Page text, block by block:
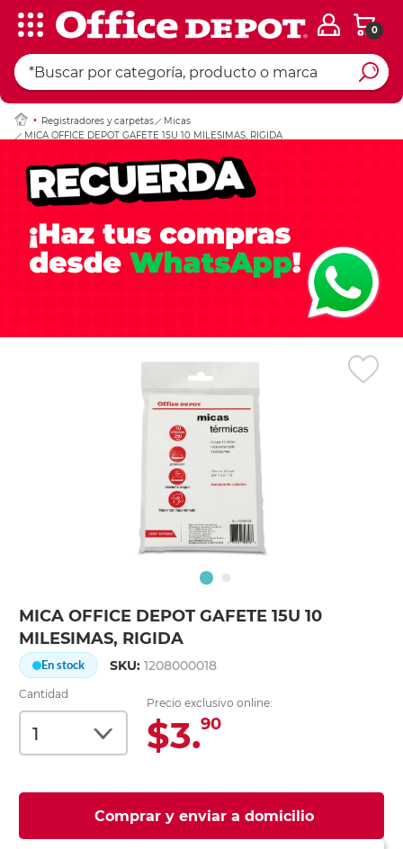
0
Registradores y carpetas
Micas
MICA OFFICE DEPOT GAFETE 15U 10 MILESIMAS, RIGIDA
MICA OFFICE DEPOT GAFETE 15U 10
MILESIMAS, RIGIDA
En stock SKU:1208000018
Cantidad
Precio exclusivo online:
$3.90
Comprar y enviar a domicilio
Ingresar Codigo